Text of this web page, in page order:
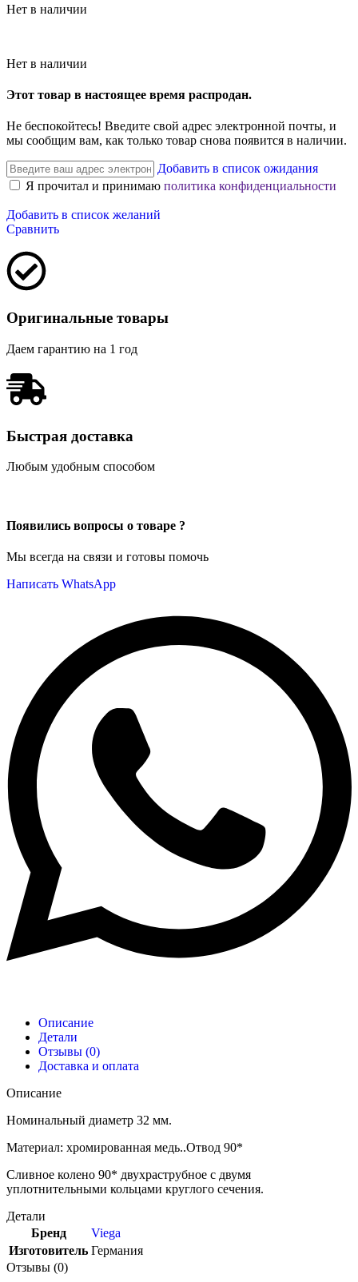
Нет в наличии
Нет в наличии
Этот товар в настоящее время распродан.
Не беспокойтесь! Введите свой адрес электронной почты, и
мы сообщим вам, как только товар снова появится в наличии.
Добавить в список ожидания
Я прочитал и принимаю политика конфиденциальности
Добавить в список желаний
Сравнить
Оригинальные товары
Даем гарантию на 1 год
Быстрая доставка
Любым удобным способом
Появились вопросы о товаре ?
Мы всегда на связи и готовы помочь
Написать WhatsApp
Описание
Детали
Отзывы (0)
Доставка и оплата
Описание
Номинальный диаметр 32 мм.
Материал: хромированная медь..Отвод 90*
Сливное колено 90* двухраструбное с двумя
уплотнительными кольцами круглого сечения.
Детали
Бренд
Viega
Изготовитель Германия
Отзывы (0)